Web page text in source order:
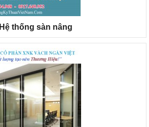
Hệ thống sàn nâng